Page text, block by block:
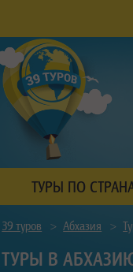
ТУРЫ ПО
39 туров > Абхазия >
ТУРЫ В